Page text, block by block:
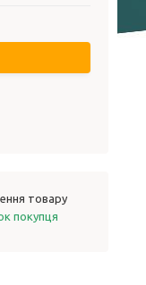
товару
покупця